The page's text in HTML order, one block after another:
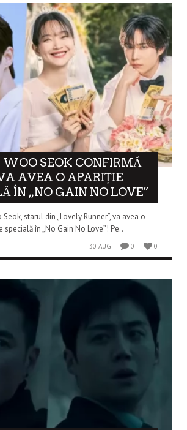
WOO SEOK CONFIRMĂ
AVEA O APARIȚIE
ÎN „NO GAIN NO LOVE”
starul din „Lovely Runner”, va avea o
specială în „No Gain No Love”! Pe..
30 AUG 0 0